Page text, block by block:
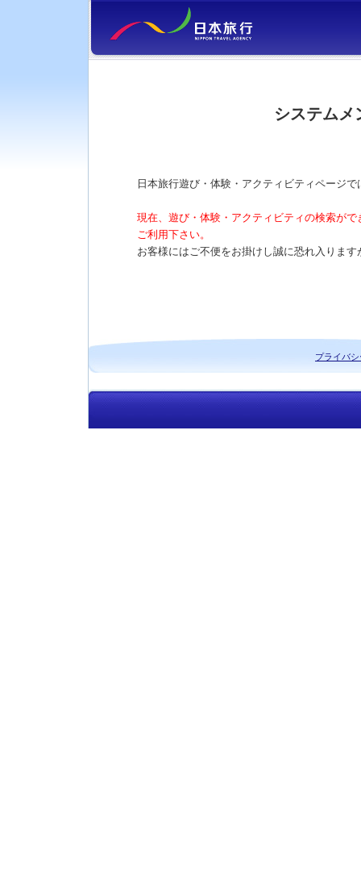
システムメ
日本旅行遊び・体験・アクティビティページ
現在、遊び・体験・アクティビティの検索が
ご利用下さい。
お客様にはご不便をお掛けし誠に恐れ入りま
プライバ